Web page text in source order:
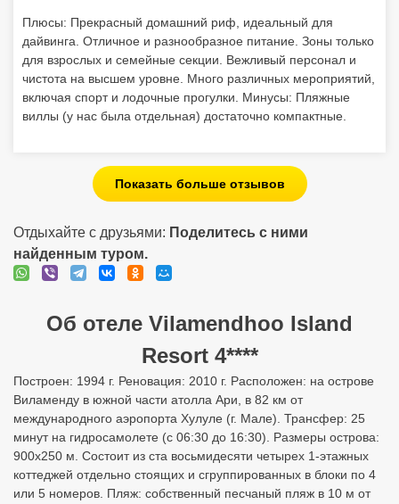
Плюсы: Прекрасный домашний риф, идеальный для
дайвинга. Отличное и разнообразное питание. Зоны только
для взрослых и семейные секции. Вежливый персонал и
чистота на высшем уровне. Много различных мероприятий,
включая спорт и лодочные прогулки. Минусы: Пляжные
виллы (у нас была отдельная) достаточно компактные.
Показать больше отзывов
Отдыхайте с друзьями: Поделитесь с ними
найденным туром.
Об отеле Vilamendhoo Island
Resort 4****
Построен: 1994 г. Реновация: 2010 г. Расположен: на острове
Виламенду в южной части атолла Ари, в 82 км от
международного аэропорта Хулуле (г. Мале). Трансфер: 25
минут на гидросамолете (с 06:30 до 16:30). Размеры острова:
900х250 м. Состоит из ста восьмидесяти четырех 1-этажных
коттеджей отдельно стоящих и сгруппированных в блоки по 4
или 5 номеров. Пляж: собственный песчаный пляж в 10 м от